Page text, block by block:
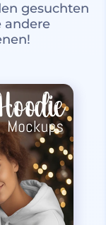
gesuchten
andere